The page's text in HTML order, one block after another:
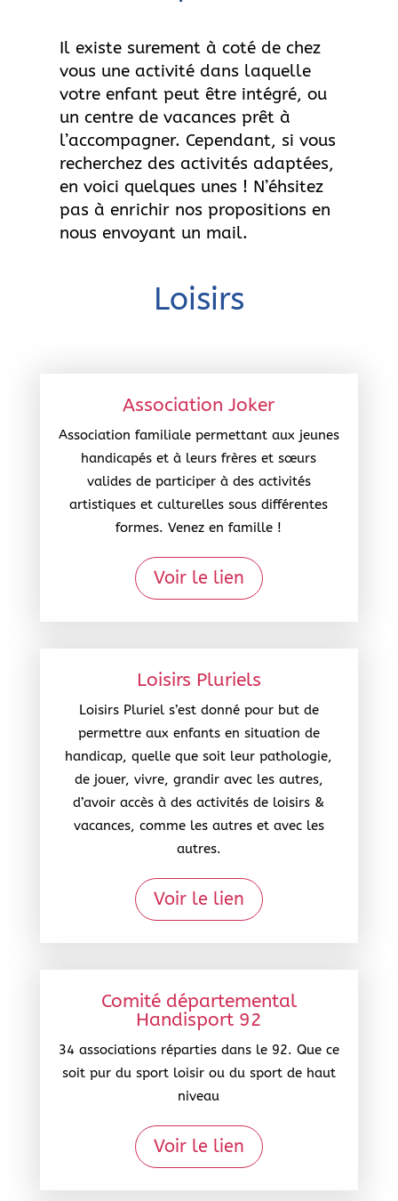
Il existe surement à coté de chez
vous une activité dans laquelle
votre enfant peut être intégré, ou
un centre de vacances prêt à
l’accompagner. Cependant, si vous
recherchez des activités adaptées,
en voici quelques unes ! N’éhsitez
pas à enrichir nos propositions en
nous envoyant un mail.
Loisirs
Association Joker
Association familiale permettant aux jeunes
handicapés et à leurs frères et sœurs
valides de participer à des activités
artistiques et culturelles sous différentes
formes. Venez en famille !
Voir le lien
Loisirs Pluriels
Loisirs Pluriel s’est donné pour but de
permettre aux enfants en situation de
handicap, quelle que soit leur pathologie,
de jouer, vivre, grandir avec les autres,
d’avoir accès à des activités de loisirs &
vacances, comme les autres et avec les
autres.
Voir le lien
Comité départemental
Handisport 92
34 associations réparties dans le 92. Que ce
soit pur du sport loisir ou du sport de haut
niveau
Voir le lien